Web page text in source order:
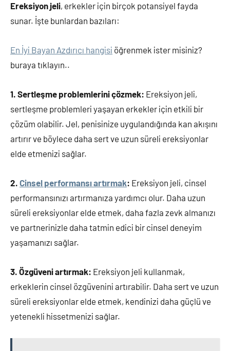
Ereksiyon jeli, erkekler için birçok potansiyel fayda
sunar. İşte bunlardan bazıları:
En İyi Bayan Azdırıcı hangisi öğrenmek ister misiniz?
buraya tıklayın..
1. Sertleşme problemlerini çözmek: Ereksiyon jeli,
sertleşme problemleri yaşayan erkekler için etkili bir
çözüm olabilir. Jel, penisinize uygulandığında kan akışını
artırır ve böylece daha sert ve uzun süreli ereksiyonlar
elde etmenizi sağlar.
2. Cinsel performansı artırmak: Ereksiyon jeli, cinsel
performansınızı artırmanıza yardımcı olur. Daha uzun
süreli ereksiyonlar elde etmek, daha fazla zevk almanızı
ve partnerinizle daha tatmin edici bir cinsel deneyim
yaşamanızı sağlar.
3. Özgüveni artırmak: Ereksiyon jeli kullanmak,
erkeklerin cinsel özgüvenini artırabilir. Daha sert ve uzun
süreli ereksiyonlar elde etmek, kendinizi daha güçlü ve
yetenekli hissetmenizi sağlar.